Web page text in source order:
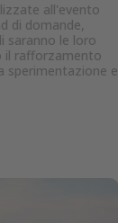
all'evento
di domande,
saranno le loro
il rafforzamento
sperimentazione e